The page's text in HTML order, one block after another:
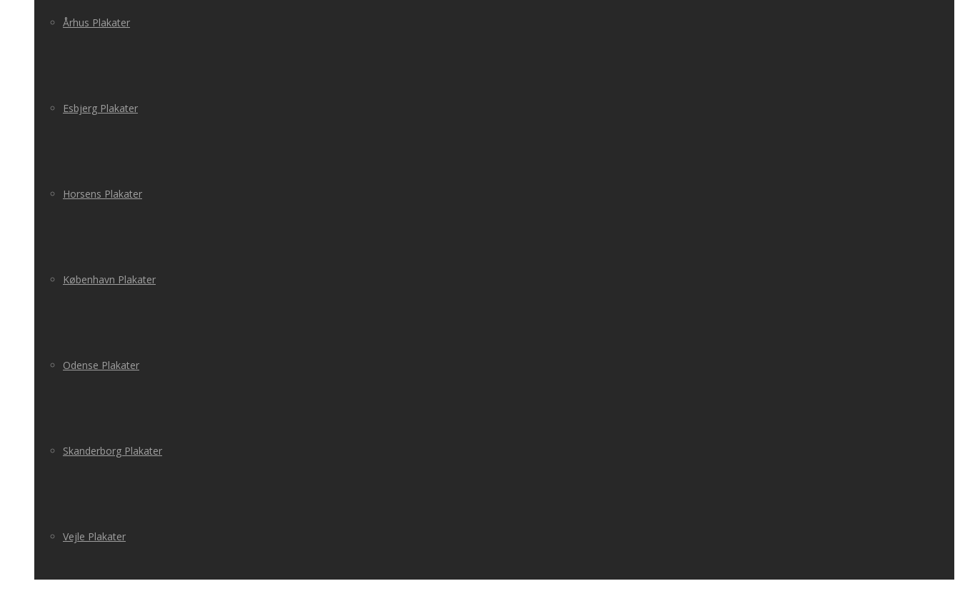
Århus Plakater
Esbjerg Plakater
Horsens Plakater
København Plakater
Odense Plakater
Skanderborg Plakater
Vejle Plakater